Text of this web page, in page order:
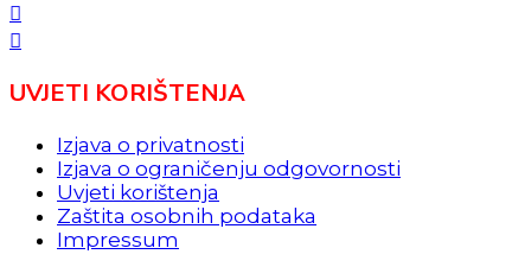
UVJETI KORIŠTENJA
Izjava o privatnosti
Izjava o ograničenju odgovornosti
Uvjeti korištenja
Zaštita osobnih podataka
Impressum